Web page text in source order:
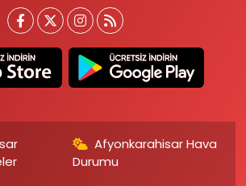
Afyonkarahisar Hava
Durumu